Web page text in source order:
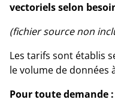
vectoriels selon
(fichier source non
Les tarifs sont établis
le volume de données
Pour toute demande :